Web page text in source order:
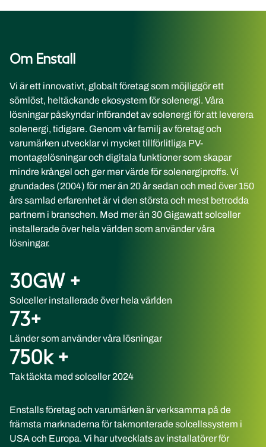
Om Enstall
Vi är ett innovativt, globalt företag som möjliggör ett
sömlöst, heltäckande ekosystem för solenergi. Våra
lösningar påskyndar införandet av solenergi för att leverera
solenergi, tidigare. Genom vår familj av företag och
varumärken utvecklar vi mycket tillförlitliga PV-
montagelösningar och digitala funktioner som skapar
mindre krångel och ger mer värde för solenergiproffs. Vi
grundades (2004) för mer än 20 år sedan och med över 150
års samlad erfarenhet är vi den största och mest betrodda
partnern i branschen. Med mer än 30 Gigawatt solceller
installerade över hela världen som använder våra
lösningar.
30GW +
Solceller installerade över hela världen
73+
Länder som använder våra lösningar
750k +
Tak täckta med solceller 2024
Enstalls företag och varumärken är verksamma på de
främsta marknaderna för takmonterade solcellssystem i
USA och Europa. Vi har utvecklats av installatörer för